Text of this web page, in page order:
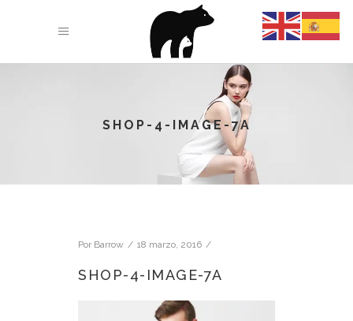
SHOP-4-IMAGE-7A
Por Barrow 18 marzo, 2016
SHOP-4-IMAGE-7A